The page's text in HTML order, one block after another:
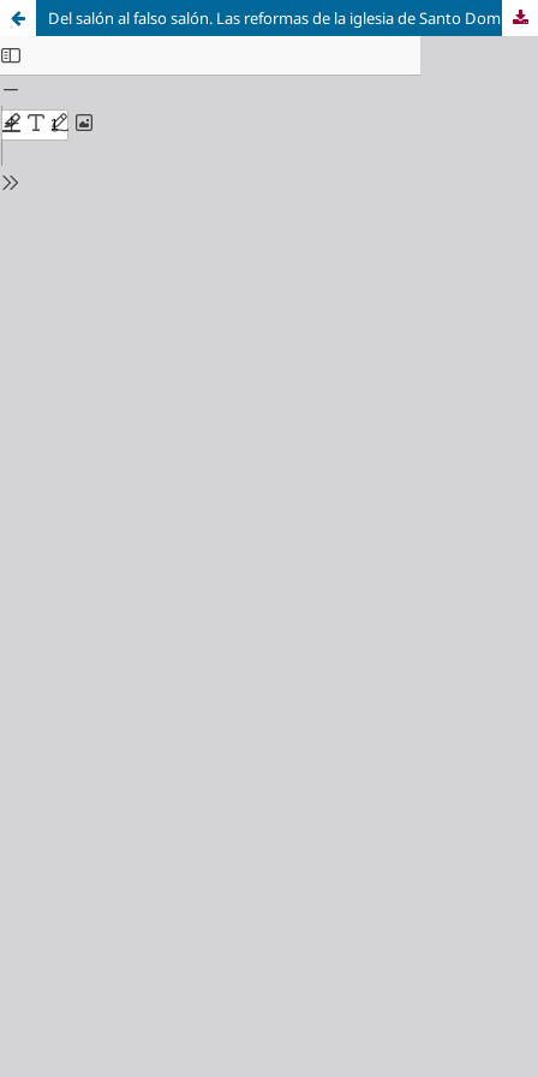
Del salón al falso salón. Las reformas de la iglesia de Santo Domingo de Silos de Daroca (Zaragoza) durante la Edad Moderna